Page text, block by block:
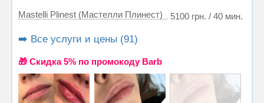
Mastelli Plinest (Мастелли Плинест) 5100 грн. / 40 мин.
➡️ Все услуги и цены (91)
🎁 Cкидка 5% по промокоду Barb